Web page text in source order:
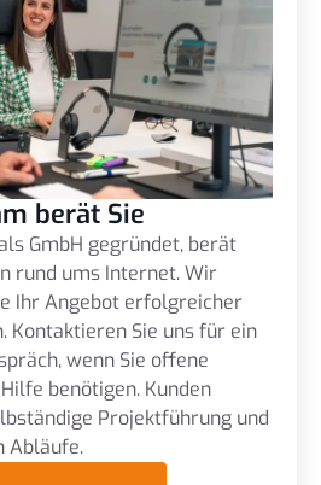
berät Sie
GmbH gegründet, berät
rund ums Internet. Wir
Ihr Angebot erfolgreicher
Kontaktieren Sie uns für ein
wenn Sie offene
benötigen. Kunden
Projektführung und
Abläufe.